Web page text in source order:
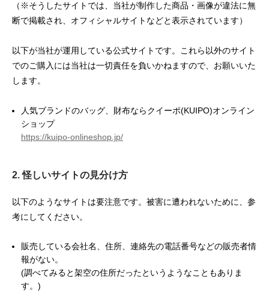
（※そうしたサイトでは、当社が制作した商品・画像が違法に無
断で掲載され、オフィシャルサイトなどと表示されています）
以下が当社が運用している公式サイトです。これら以外のサイト
でのご購入には当社は一切責任を負いかねますので、お願いいた
します。
人気ブランドのバッグ、財布ならクイーポ(KUIPO)オンライン
ショップ
https://kuipo-onlineshop.jp/
2. 怪しいサイトの見分け方
以下のようなサイトは要注意です。被害に遭われないために、参
考にしてください。
販売している会社名、住所、連絡先の電話番号などの販売者情
報がない。
(調べてみると架空の住所だったというようなこともありま
す。)